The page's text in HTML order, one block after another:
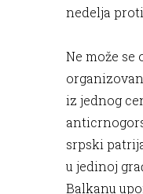
nedelja
Ne može se
iz jednog
srpski
u jedinoj
Balkanu